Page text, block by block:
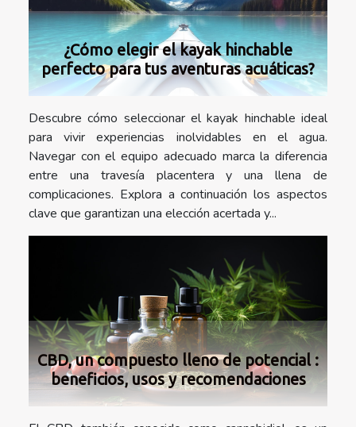
¿Cómo elegir el kayak hinchable
perfecto para tus aventuras acuáticas?
Descubre cómo seleccionar el kayak hinchable ideal
para vivir experiencias inolvidables en el agua.
Navegar con el equipo adecuado marca la diferencia
entre una travesía placentera y una llena de
complicaciones. Explora a continuación los aspectos
clave que garantizan una elección acertada y...
CBD, un compuesto lleno de potencial :
beneficios, usos y recomendaciones